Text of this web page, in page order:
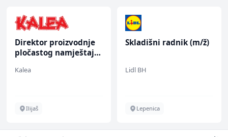
Direktor proizvodnje
pločastog namještaja
Kalea
Ilijaš
Skladišni radnik (m/ž)
Lidl BH
Lepenica